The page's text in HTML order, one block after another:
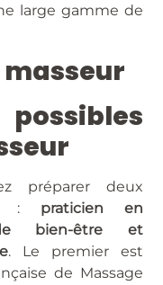
large gamme de
préparer deux
: praticien en
bien-être et
. Le premier est
de Massage